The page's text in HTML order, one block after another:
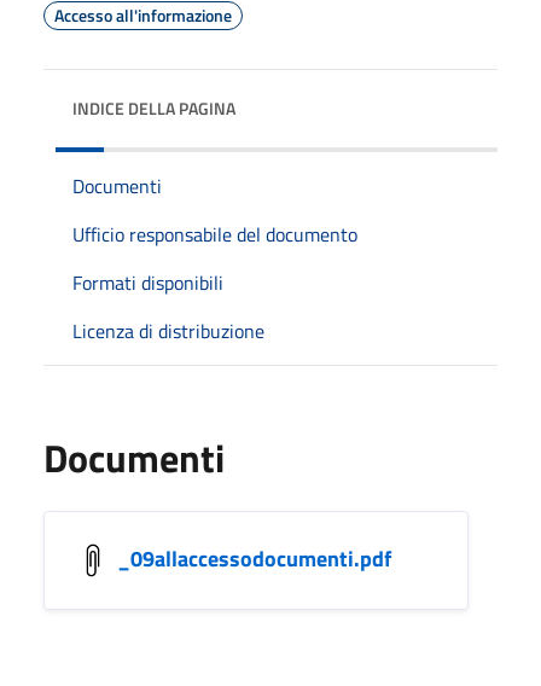
Accesso all'informazione
INDICE DELLA PAGINA
Documenti
Ufficio responsabile del documento
Formati disponibili
Licenza di distribuzione
Documenti
_09allaccessodocumenti.pdf